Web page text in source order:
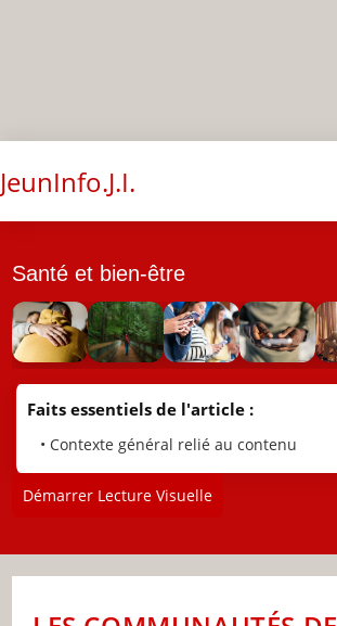
JeunInfo.J.I.
Santé et bien-être
Faits essentiels de l'article :
• Contexte général relié au contenu
Démarrer Lecture Visuelle